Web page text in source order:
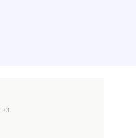
+3